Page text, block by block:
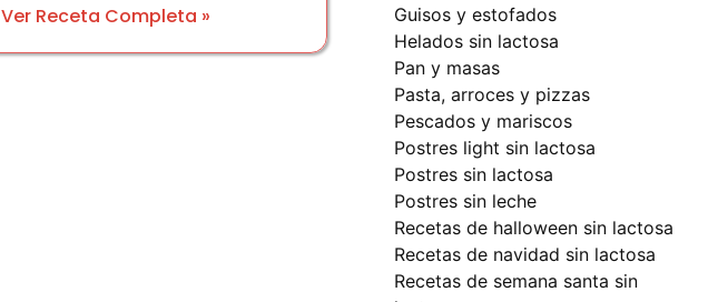
Ver Receta Completa »
guisos y estofados
helados sin lactosa
pan y masas
pasta, arroces y pizzas
pescados y mariscos
postres light sin lactosa
postres sin lactosa
postres sin leche
recetas de halloween sin lactosa
recetas de navidad sin lactosa
recetas de semana santa sin